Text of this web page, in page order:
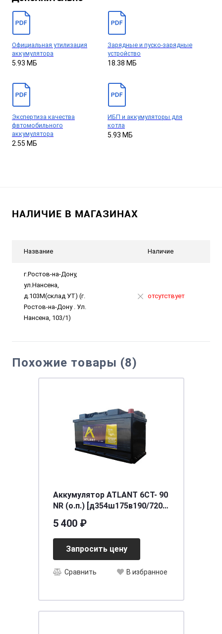
Официальная утилизация
аккумулятора
5.93 МБ
Зарядные и пуско-зарядные
устройство
18.38 МБ
Экспертиза качества
фвтомобильного
аккумулятора
2.55 МБ
ИБП и аккумуляторы для
котла
5.93 МБ
НАЛИЧИЕ В МАГАЗИНАХ
Название Наличие
г.Ростов-на-Дону,
ул.Нансена,
д.103М(склад УТ) (г.
Ростов-на-Дону . Ул.
Нансена, 103/1)
отсутствует
Похожие товары (8)
Аккумулятор ATLANT 6СТ- 90
NR (о.п.) [д354ш175в190/720]
5 400 ₽
Запросить цену
Сравнить В избранное